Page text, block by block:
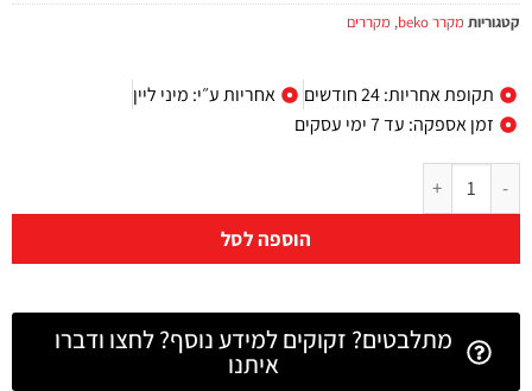
קטגוריות מקרר beko , מקררים
תקופת אחריות: 24 חודשים
אחריות ע״י: מיני ליין
זמן אספקה: עד 7 ימי עסקים
הוספה לסל
מתלבטים? זקוקים למידע נוסף? לחצו ודברו
איתנו